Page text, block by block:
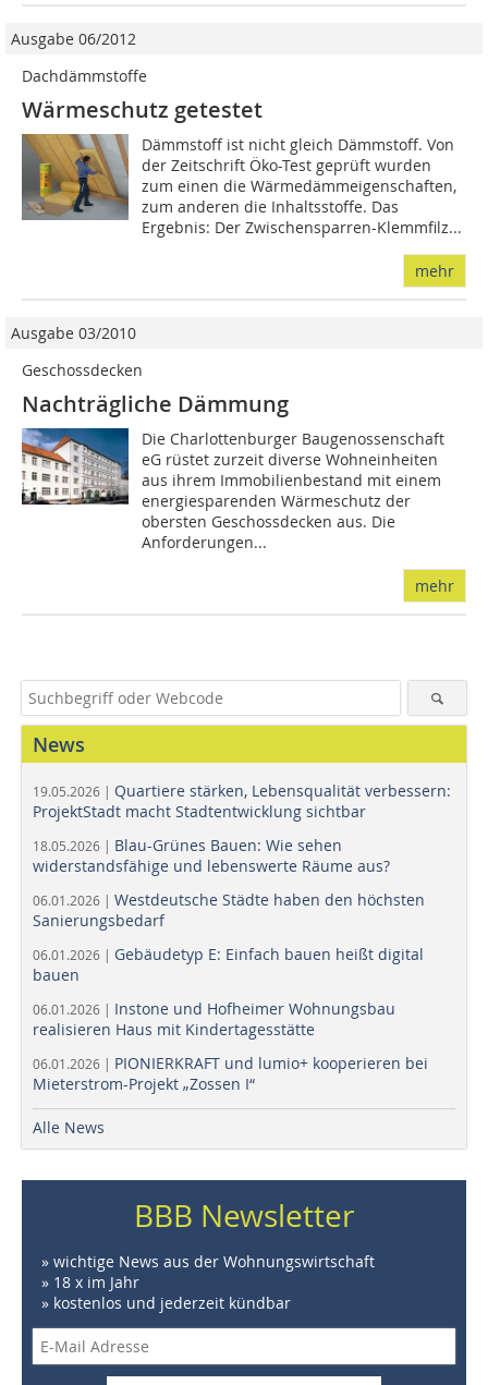
Ausgabe 06/2012
Dachdämmstoffe
Wärmeschutz getestet
Dämmstoff ist nicht gleich Dämmstoff. Von
der Zeitschrift Öko-Test geprüft wurden
zum einen die Wärmedämmeigenschaften,
zum anderen die Inhaltsstoffe. Das
Ergebnis: Der Zwischensparren-Klemmfilz...
mehr
Ausgabe 03/2010
Geschossdecken
Nachträgliche Dämmung
Die Charlottenburger Baugenossenschaft
eG rüstet zurzeit diverse Wohneinheiten
aus ihrem Immobilienbestand mit einem
energiesparenden Wärmeschutz der
obersten Geschossdecken aus. Die
Anforderungen...
mehr
News
19.05.2026 | Quartiere stärken, Lebensqualität verbessern:
ProjektStadt macht Stadtentwicklung sichtbar
18.05.2026 | Blau-Grünes Bauen: Wie sehen
widerstandsfähige und lebenswerte Räume aus?
06.01.2026 | Westdeutsche Städte haben den höchsten
Sanierungsbedarf
06.01.2026 | Gebäudetyp E: Einfach bauen heißt digital
bauen
06.01.2026 | Instone und Hofheimer Wohnungsbau
realisieren Haus mit Kindertagesstätte
06.01.2026 | PIONIERKRAFT und lumio+ kooperieren bei
Mieterstrom-Projekt „Zossen I“
Alle News
BBB Newsletter
» wichtige News aus der Wohnungswirtschaft
» 18 x im Jahr
» kostenlos und jederzeit kündbar